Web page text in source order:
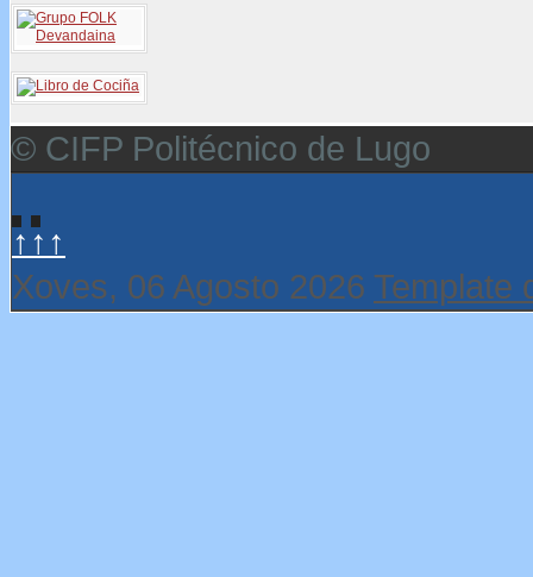
© CIFP Politécnico de Lugo
↑↑↑
Xoves, 06 Agosto 2026 Template